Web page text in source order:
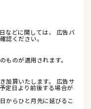
などに関しては、 広告バ
ください。
ものが適用されます。
加算いたします。 広告サ
定日より前後する場合が
からひと月先に延びるこ